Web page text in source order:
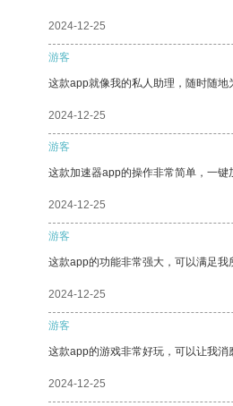
2024-12-25
游客
这款app就像我的私人助理，随时随地
2024-12-25
游客
这款加速器app的操作非常简单，一键
2024-12-25
游客
这款app的功能非常强大，可以满足我
2024-12-25
游客
这款app的游戏非常好玩，可以让我消
2024-12-25